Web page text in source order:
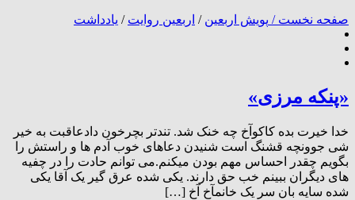
صفحه نخست / پویش اربعین / اربعین روایت / یادداشت
«پنکه مرزی»
خدا خیرت بده کاکوآخ چه خنک شد. تندتر بچرخون دادعاقبت به خیر
شی جوونچه قشنگ است شنیدن دعاهای خوب آدم ها و راستش را
بگویم چقدر احساس مهم بودن میکنم.می توانم حادت را در چفیه
های دیگران ببینم خب حق دارند. یکی شده عرق گیر یک آقا یکی
شده سایه بان سر یک خانمآخ آخ […]